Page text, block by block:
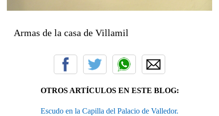
Armas de la casa de Villamil
OTROS ARTÍCULOS EN ESTE BLOG:
Escudo en la Capilla del Palacio de Valledor.